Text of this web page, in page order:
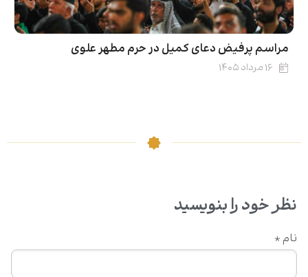
مراسم پرفیض دعای کمیل در حرم مطهر علوی
۱۶ مرداد ۱۴۰۵
نظر خود را بنویسید
نام *